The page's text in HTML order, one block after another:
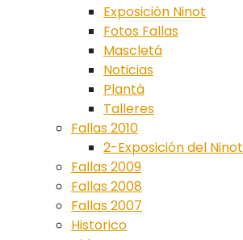
Exposición Ninot
Fotos Fallas
Mascletá
Noticias
Plantà
Talleres
Fallas 2010
2-Exposición del Ninot
Fallas 2009
Fallas 2008
Fallas 2007
Historico